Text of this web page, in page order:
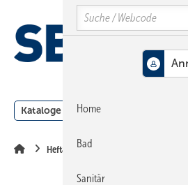
Hauptinhalt
Hauptmenü
SiteSearch
Kataloge Meldungen
Heftarchiv
Search
Home
Bad
Sanitär